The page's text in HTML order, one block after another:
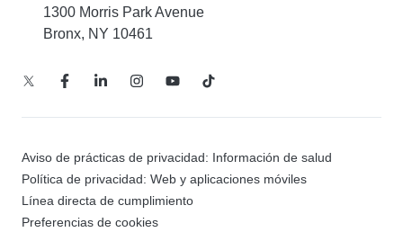
1300 Morris Park Avenue
Bronx, NY 10461
Aviso de prácticas de privacidad: Información de salud
Política de privacidad: Web y aplicaciones móviles
Línea directa de cumplimiento
Preferencias de cookies